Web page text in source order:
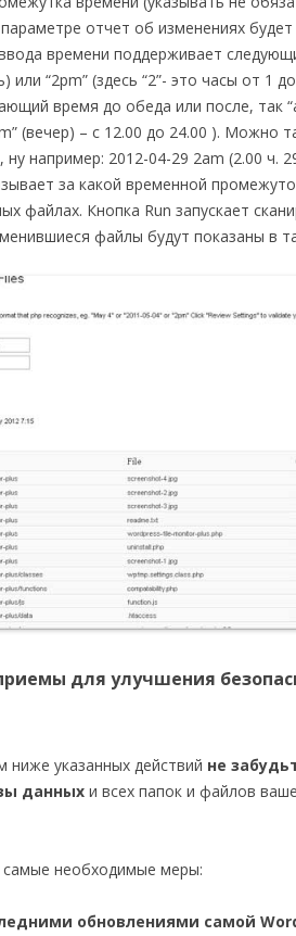
отчет об изменениях
времени поддерживает
или “2pm” (здесь “2”- это часы от 1
время до обеда или после, так
(вечер) – с 12.00 до 24.00 ). Можно
например: 2012-04-29 2am (2.00 ч.
за какой временной
файлах. Кнопка Run запускает
файлы будут показаны в
для улучшения
ниже указанных действий не
данных и всех папок и файлов
самые необходимые меры:
обновлениями самой